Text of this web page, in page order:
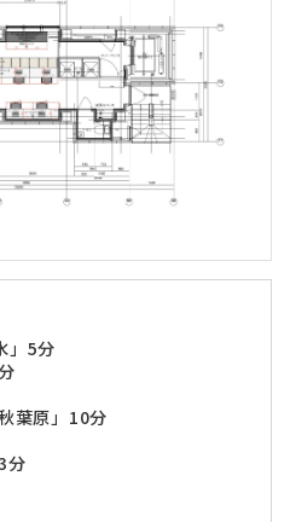
」5分
葉原」10分
分